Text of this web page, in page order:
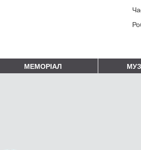
МЕМОРІАЛ